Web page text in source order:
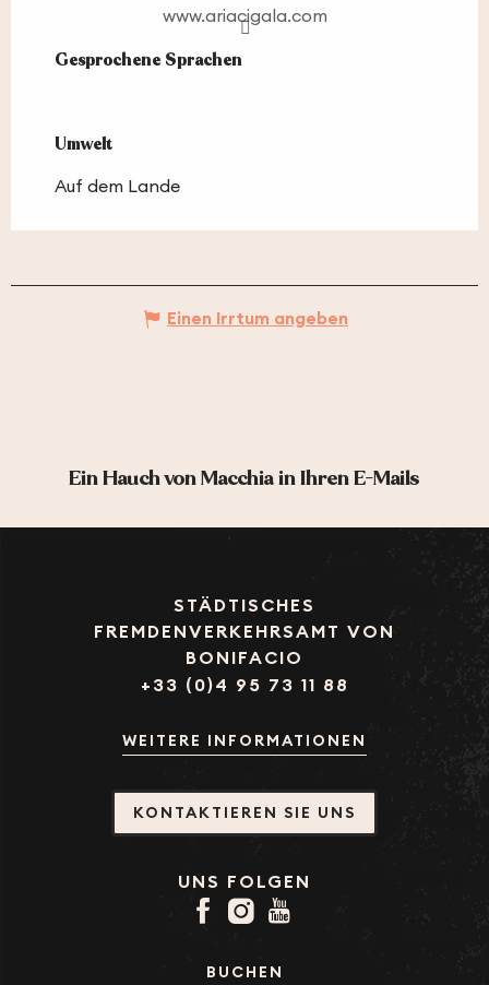
www.ariacigala.com
Gesprochene Sprachen
Gesprochene Sprachen
Umwelt
Umwelt
Auf dem Lande
Einen Irrtum angeben
Ein Hauch von Macchia in Ihren E-Mails
STÄDTISCHES
FREMDENVERKEHRSAMT VON
BONIFACIO
+33 (0)4 95 73 11 88
WEITERE INFORMATIONEN
KONTAKTIEREN SIE UNS
UNS FOLGEN
BUCHEN